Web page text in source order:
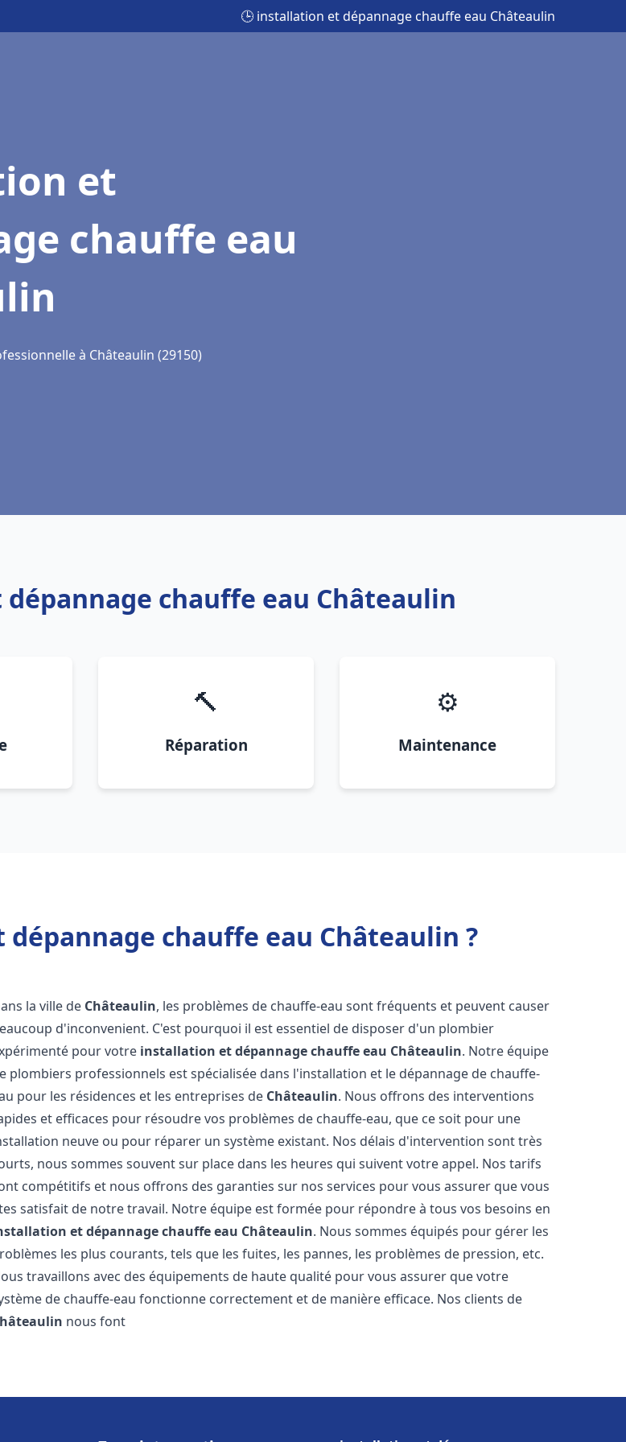
🕒 installation et dépannage chauffe eau Châteaulin
et
chauffe eau
à Châteaulin (29150)
chauffe eau Châteaulin
🔨
Réparation
⚙️
Maintenance
chauffe eau Châteaulin ?
la ville de Châteaulin, les problèmes de chauffe-eau sont fréquents et peuvent causer
d'inconvenient. C'est pourquoi il est essentiel de disposer d'un plombier
pour votre installation et dépannage chauffe eau Châteaulin. Notre équipe
plombiers professionnels est spécialisée dans l'installation et le dépannage de chauffe-
pour les résidences et les entreprises de Châteaulin. Nous offrons des interventions
et efficaces pour résoudre vos problèmes de chauffe-eau, que ce soit pour une
neuve ou pour réparer un système existant. Nos délais d'intervention sont très
nous sommes souvent sur place dans les heures qui suivent votre appel. Nos tarifs
compétitifs et nous offrons des garanties sur nos services pour vous assurer que vous
satisfait de notre travail. Notre équipe est formée pour répondre à tous vos besoins en
et dépannage chauffe eau Châteaulin. Nous sommes équipés pour gérer les
les plus courants, tels que les fuites, les pannes, les problèmes de pression, etc.
travaillons avec des équipements de haute qualité pour vous assurer que votre
de chauffe-eau fonctionne correctement et de manière efficace. Nos clients de
nous font